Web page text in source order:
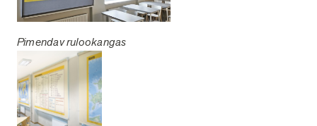
Pimendav rulookangas